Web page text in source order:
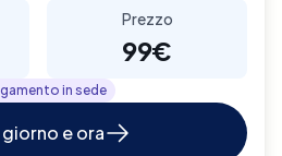
Prezzo
99€
in sede
e ora